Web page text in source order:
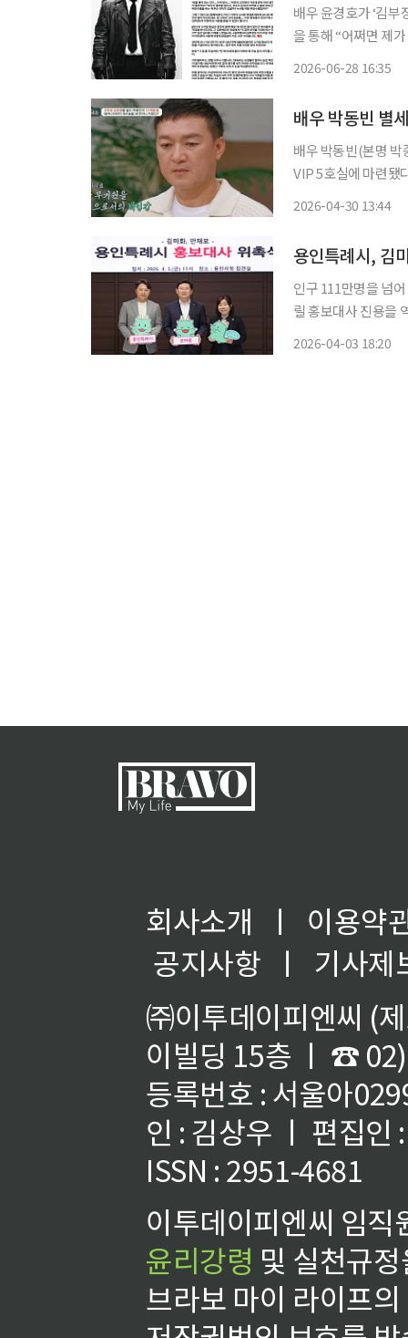
배우 윤경호가 ‘김부장’ 흥행으
을 통해 “어쩌면 제
2026-06-28 16:35
배우 박동빈 별
배우 박동빈(본명 박
VIP 5호실에 마련됐다.
2026-04-30 13:44
인구 111만명을 넘
릴 홍보대사 진용을 역대 최대 규모로 꾸
2026-04-03 18:20
회사소개 ㅣ
이용약
공지사항
ㅣ
기사제
㈜이투데이피엔씨 (
이빌딩 15층 ㅣ ☎
등록번호 : 서울아
인 : 김상우 ㅣ 편집인
ISSN : 2951-4681
이투데이피엔씨 임
윤리강령 및 실천규
브라보 마이 라이프